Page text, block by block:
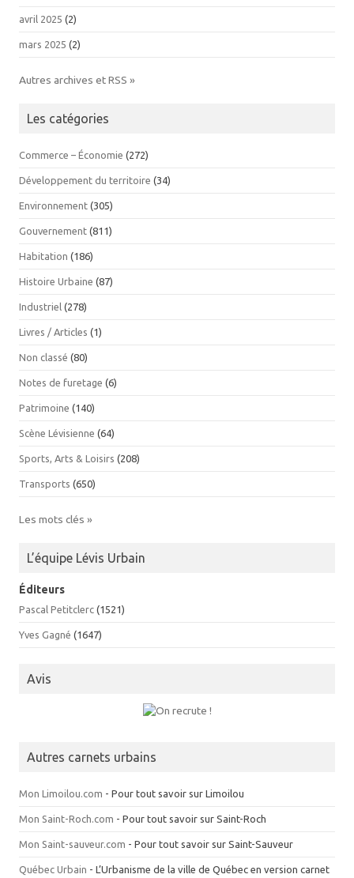
avril 2025 (2)
mars 2025 (2)
Autres archives et RSS »
Les catégories
Commerce – Économie (272)
Développement du territoire (34)
Environnement (305)
Gouvernement (811)
Habitation (186)
Histoire Urbaine (87)
Industriel (278)
Livres / Articles (1)
Non classé (80)
Notes de furetage (6)
Patrimoine (140)
Scène Lévisienne (64)
Sports, Arts & Loisirs (208)
Transports (650)
Les mots clés »
L’équipe Lévis Urbain
Éditeurs
Pascal Petitclerc (1521)
Yves Gagné (1647)
Avis
Autres carnets urbains
Mon Limoilou.com - Pour tout savoir sur Limoilou
Mon Saint-Roch.com - Pour tout savoir sur Saint-Roch
Mon Saint-sauveur.com - Pour tout savoir sur Saint-Sauveur
Québec Urbain - L’Urbanisme de la ville de Québec en version carnet